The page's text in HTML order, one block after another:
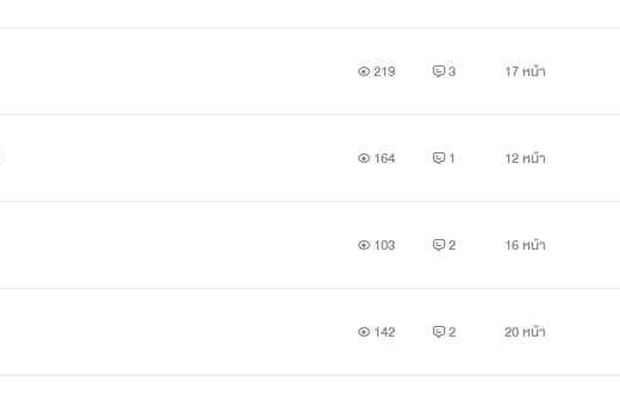
219 3 17 หน้า
164 1 12 หน้า
103 2 16 หน้า
142 2 20 หน้า